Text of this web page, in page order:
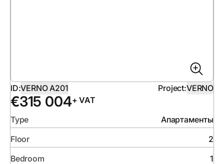
ID:VERNO A201 Project:VERNO
€315 004+ VAT
Type
Апартаменты
Floor
2
Bedroom
1